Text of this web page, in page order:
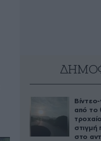
από το
στιγμή
στο